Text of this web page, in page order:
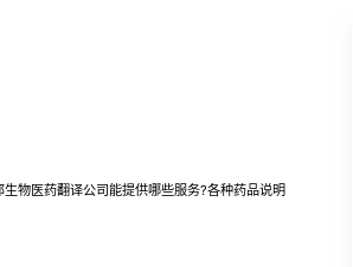
物医药翻译公司能提供哪些服务?各种药品说明